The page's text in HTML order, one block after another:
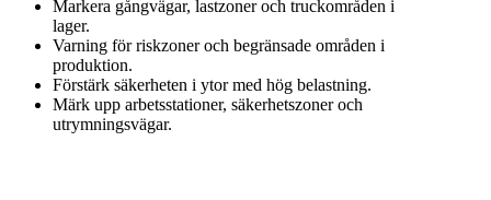
Markera gångvägar, lastzoner och truckområden i
lager.
Varning för riskzoner och begränsade områden i
produktion.
Förstärk säkerheten i ytor med hög belastning.
Märk upp arbetsstationer, säkerhetszoner och
utrymningsvägar.